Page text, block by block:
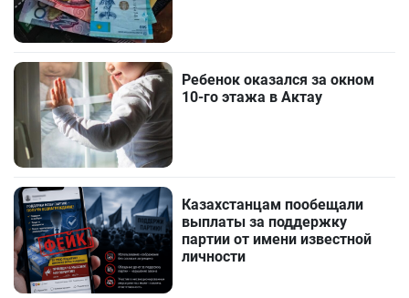
Ребенок оказался за окном
10-го этажа в Актау
Казахстанцам пообещали
выплаты за поддержку
партии от имени известной
личности